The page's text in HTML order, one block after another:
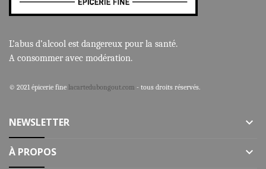
L’abus d’alcool est dangereux pour la santé.
A consommer avec modération.
© 2021 épicerie fine lacartedubongout.com - tous droits réservés.
NEWSLETTER keyboard_arrow_down
À PROPOS keyboard_arrow_down